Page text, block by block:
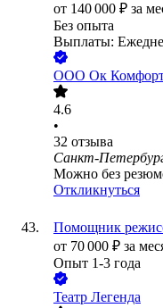
от 140 000 ₽ за
Без опыта
Выплаты:
ООО Ок
4.6
•
32 отзыва
Санкт-
Можно без
Откликнуться
Помощник
от 70 000 ₽ за
Опыт 1-3 года
Театр Легенда